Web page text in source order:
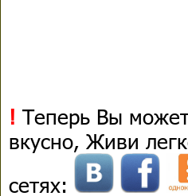
! Теперь Вы
вкусно, Живи
сетях: